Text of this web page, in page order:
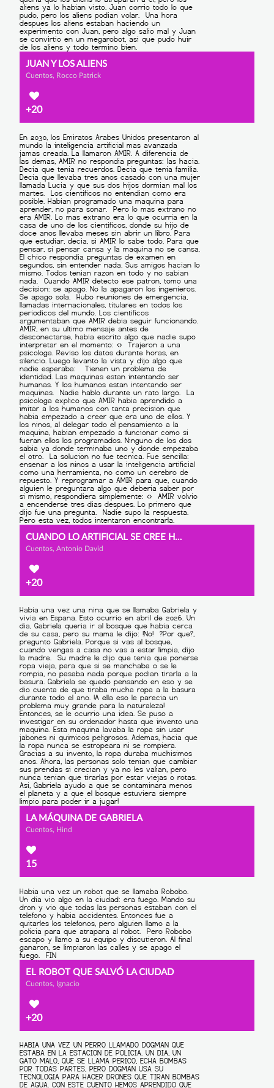
JUAN Y LOS ALIENS
Cuentos, Rocco Patrick
+20
CUANDO LO ARTIFICIAL SE CREE HUMANO
Cuentos, Antonio David
+20
LA MÁQUINA DE GABRIELA
Cuentos, Hind
15
EL ROBOT QUE SALVÓ LA CIUDAD
Cuentos, Ignacio
+20